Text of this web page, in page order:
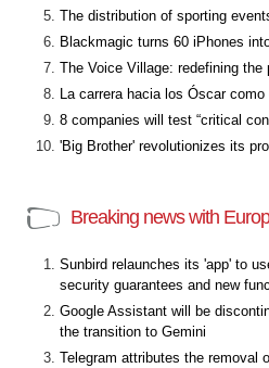
The distribution of sporting
Blackmagic turns 60 iPhones
The Voice Village: redefining the
La carrera hacia los Óscar
8 companies will test “critical
'Big Brother' revolutionizes its
Breaking news with
Sunbird relaunches its 'app' to
security guarantees and new
Google Assistant will be
the transition to Gemini
Telegram attributes the removal